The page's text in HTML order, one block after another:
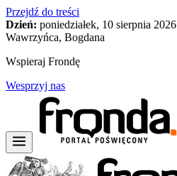
Przejdź do treści
Dzień: poniedziałek, 10 sierpnia 2026
Wawrzyńca, Bogdana
Wspieraj Frondę
Wesprzyj nas